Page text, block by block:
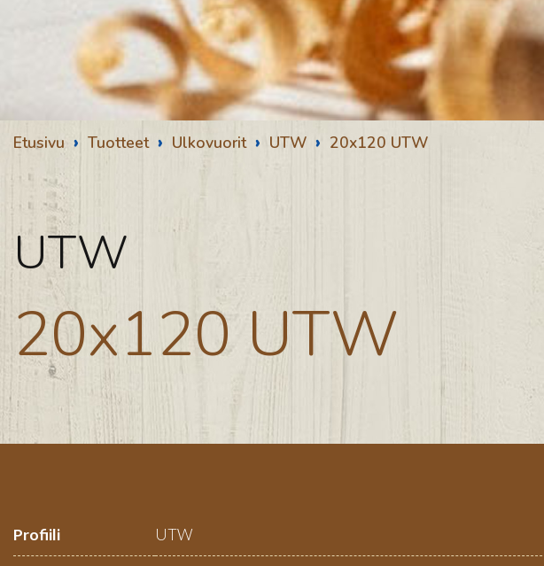
Etusivu › Tuotteet › Ulkovuorit › UTW › 20x120 UTW
UTW
20x120 UTW
Profiili UTW